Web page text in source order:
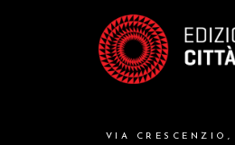
VIA CRESCENZIO,